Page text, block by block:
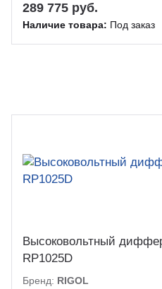
289 775 руб.
Наличие товара: Под заказ
Высоковольтный
RP1025D
Бренд: RIGOL